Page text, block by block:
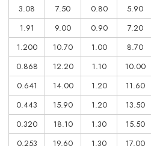
5.90
0.80
7.50
3.08
7.20
0.90
9.00
1.91
8.70
1.00
10.70
1.200
10.00
1.10
12.20
0.868
11.60
1.20
14.00
0.641
13.50
1.20
15.90
0.443
15.50
1.30
18.10
0.320
17.00
1.30
19.60
0.253